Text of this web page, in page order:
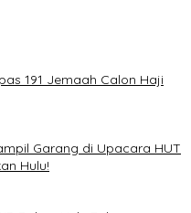
191 Jemaah Calon Haji
Garang di Upacara HUT
Hulu!